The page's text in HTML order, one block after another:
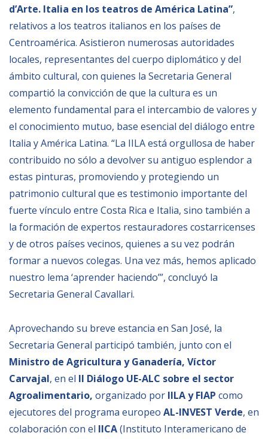
d’Arte. Italia en los teatros de América Latina”,
relativos a los teatros italianos en los países de
Centroamérica. Asistieron numerosas autoridades
locales, representantes del cuerpo diplomático y del
mbito cultural, con quienes la Secretaria General
compartió la convicción de que la cultura es un
elemento fundamental para el intercambio de valores y
el conocimiento mutuo, base esencial del diálogo entre
Italia y América Latina. “La IILA está orgullosa de haber
contribuido no sólo a devolver su antiguo esplendor a
estas pinturas, promoviendo y protegiendo un
patrimonio cultural que es testimonio importante del
fuerte vínculo entre Costa Rica e Italia, sino también a
la formación de expertos restauradores costarricenses
y de otros países vecinos, quienes a su vez podrán
formar a nuevos colegas. Una vez más, hemos aplicado
nuestro lema ‘aprender haciendo’”, concluyó la
Secretaria General Cavallari.
Aprovechando su breve estancia en San José, la
Secretaria General participó también, junto con el
Ministro de Agricultura y Ganadería, Víctor
Carvajal, en el II Diálogo UE-ALC sobre el sector
Agroalimentario, organizado por IILA y FIAP como
ejecutores del programa europeo AL-INVEST Verde, en
colaboración con el IICA(Instituto Interamericano de